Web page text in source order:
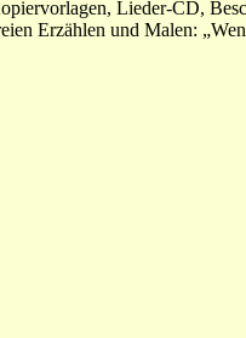
Lieder-CD,
Erzählen und Malen: